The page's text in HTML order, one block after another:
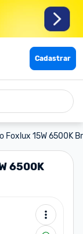
Cadastrar
Foxlux 15W 6500K
6500K